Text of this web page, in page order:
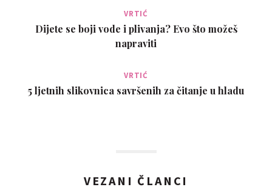
VRTIĆ
Dijete se boji vode i plivanja? Evo što možeš
napraviti
VRTIĆ
5 ljetnih slikovnica savršenih za čitanje u hladu
VEZANI ČLANCI